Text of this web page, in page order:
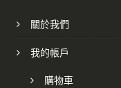
關於我們
我的帳戶
購物車